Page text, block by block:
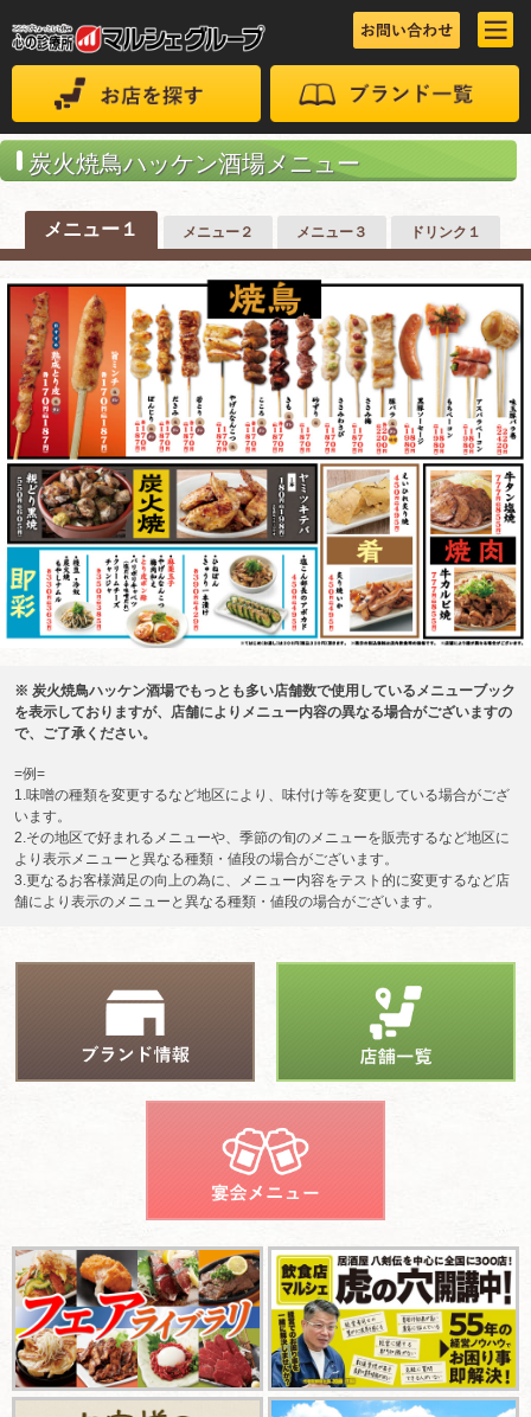
炭火焼鳥ハッケン酒場メニュー
メニュー１ メニュー２ メニュー３ ドリンク１
※ 炭火焼鳥ハッケン酒場でもっとも多い店舗数で使用しているメニューブック
を表示しておりますが、店舗によりメニュー内容の異なる場合がございますの
で、ご了承ください。
=例=
1.味噌の種類を変更するなど地区により、味付け等を変更している場合がござ
います。
2.その地区で好まれるメニューや、季節の旬のメニューを販売するなど地区に
より表示メニューと異なる種類・値段の場合がございます。
3.更なるお客様満足の向上の為に、メニュー内容をテスト的に変更するなど店
舗により表示のメニューと異なる種類・値段の場合がございます。